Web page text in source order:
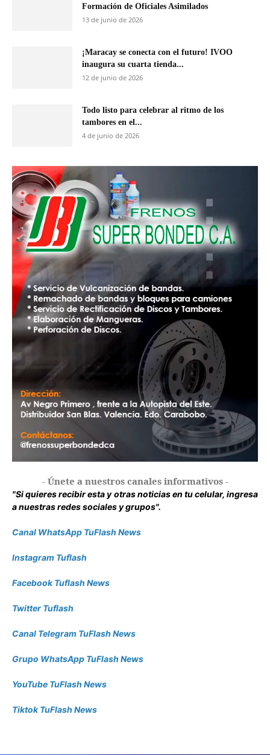
Formación de Oficiales Asimilados
13 de junio de 2026
¡Maracay se conecta con el futuro! IVOO
inaugura su cuarta tienda...
12 de junio de 2026
Todo listo para celebrar al ritmo de los
tambores en el...
4 de junio de 2026
- Únete a nuestros canales informativos -
"Si quieres recibir esta y otras noticias en tu celular, ingresa
a nuestras redes sociales y grupos".
Canal WhatsApp TuFlash News
Instagram Tuflash
Facebook Tuflash News
Twitter Tuflash
Canal Telegram TuFlash News
Grupo WhatsApp TuFlash News
YouTube TuFlash News
Tiktok TuFlash News